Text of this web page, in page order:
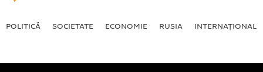
POLITICĂ SOCIETATE ECONOMIE RUSIA INTERNAŢIONAL